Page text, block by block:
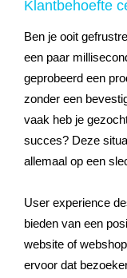
Klantbehoefte
Ben je ooit
een paar
geprobeerd een
zonder een
vaak heb je
succes? Deze
allemaal op een
User experience
bieden van een
website of
ervoor dat